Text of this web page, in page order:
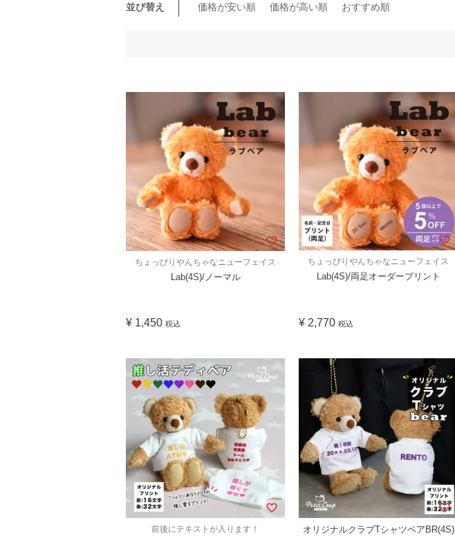
並び替え 価格が安い順 価格が高い順 おすすめ順
ちょっぴりやんちゃなニューフェイス
Lab(4S)/ノーマル
¥ 1,450 税込
ちょっぴりやんちゃなニューフェイス
Lab(4S)/両足オーダープリント
¥ 2,770 税込
前後にテキストが入ります！ オリジナルクラブTシャツベアBR(4S)